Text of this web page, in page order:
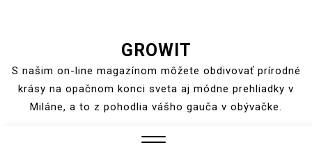
content
GROWIT
S našim on-line magazínom môžete obdivovať prírodné
krásy na opačnom konci sveta aj módne prehliadky v
Miláne, a to z pohodlia vášho gauča v obývačke.